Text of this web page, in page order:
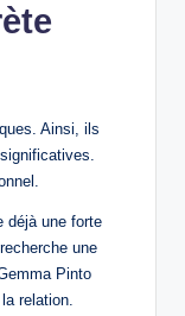
Ainsi, ils
déjà une forte
une
Pinto
relation.